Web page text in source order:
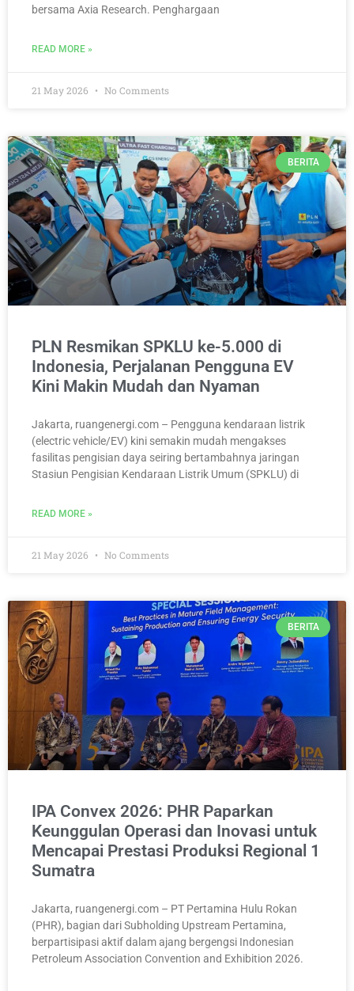
bersama Axia Research. Penghargaan
READ MORE »
21 May 2026 No Comments
BERITA
PLN Resmikan SPKLU ke-5.000 di
Indonesia, Perjalanan Pengguna EV
Kini Makin Mudah dan Nyaman
Jakarta, ruangenergi.com – Pengguna kendaraan listrik
(electric vehicle/EV) kini semakin mudah mengakses
fasilitas pengisian daya seiring bertambahnya jaringan
Stasiun Pengisian Kendaraan Listrik Umum (SPKLU) di
READ MORE »
21 May 2026 No Comments
BERITA
IPA Convex 2026: PHR Paparkan
Keunggulan Operasi dan Inovasi untuk
Mencapai Prestasi Produksi Regional 1
Sumatra
Jakarta, ruangenergi.com – PT Pertamina Hulu Rokan
(PHR), bagian dari Subholding Upstream Pertamina,
berpartisipasi aktif dalam ajang bergengsi Indonesian
Petroleum Association Convention and Exhibition 2026.